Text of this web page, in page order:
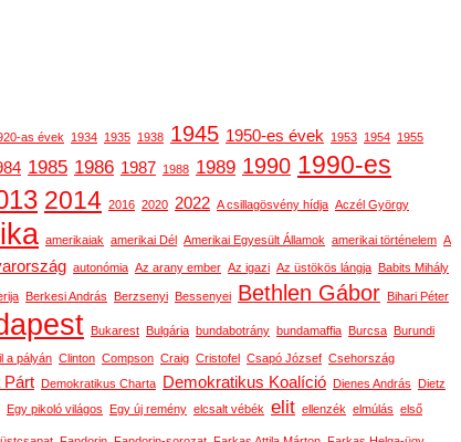
as évek 1934 1935 1938 1945 1950-es évek 1953 1954 1955
1985 1986 1987 1988 1989 1990 1990-es
2014 2016 2020 2022 A csillagösvény hídja Aczél György
amerikaiak amerikai Dél Amerikai Egyesült Államok amerikai történelem A
autonómia Az arany ember Az igazi Az üstökös lángja Babits Mihály
Berkesi András Berzsenyi Bessenyei Bethlen Gábor Bihari Péter
Bukarest Bulgária bundabotrány bundamaffia Burcsa Burundi
a pályán Clinton Compson Craig Cristofel Csapó József Csehország
Párt Demokratikus Charta Demokratikus Koalíció Dienes András Dietz
Egy pikoló világos Egy új remény elcsalt vébék elit ellenzék elmúlás első